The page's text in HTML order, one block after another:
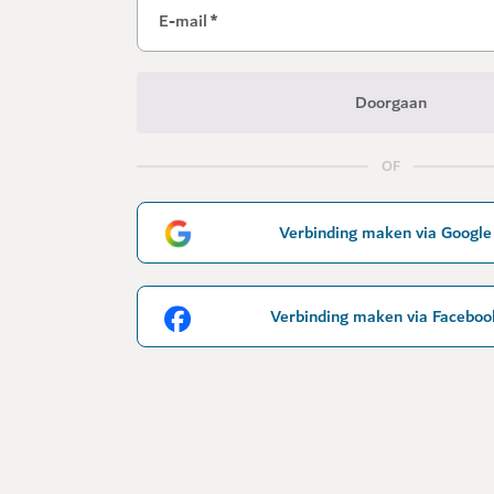
E-mail*
Doorgaan
OF
Verbinding maken via Google
Verbinding maken via